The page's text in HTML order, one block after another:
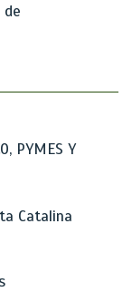
de
PYMES Y
Catalina